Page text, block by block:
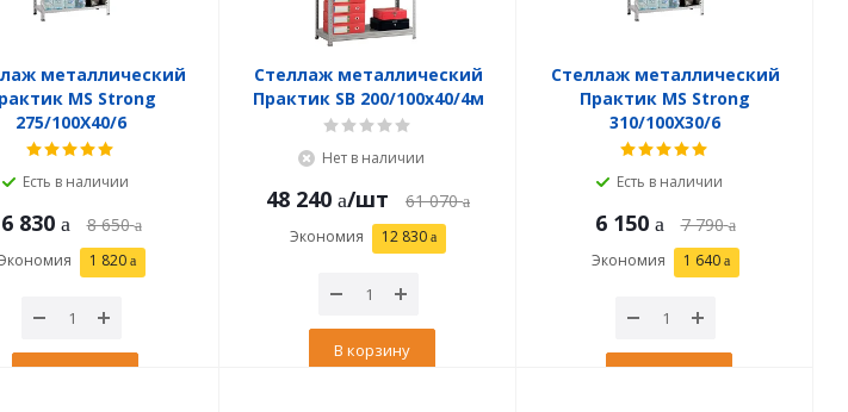
металлический
MS Strong
275/100X40/6
Есть в наличии
6 830 8 650
1 820
В корзину
Стеллаж металлический
Практик SB 200/100x40/4м
Нет в наличии
48 240 /шт 61 070
Экономия 12 830
В корзину
Стеллаж металлический
Практик MS Strong
310/100X30/6
Есть в наличии
6 150 7 790
Экономия 1 640
В корзину